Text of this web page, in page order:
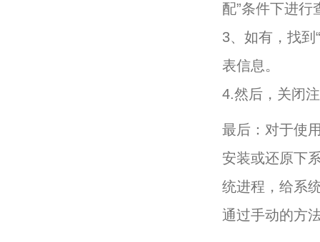
配”条件下进行
3、如有，找到
表信息。
4.然后，关闭
最后：对于使
安装或还原下
统进程，给系
通过手动的方